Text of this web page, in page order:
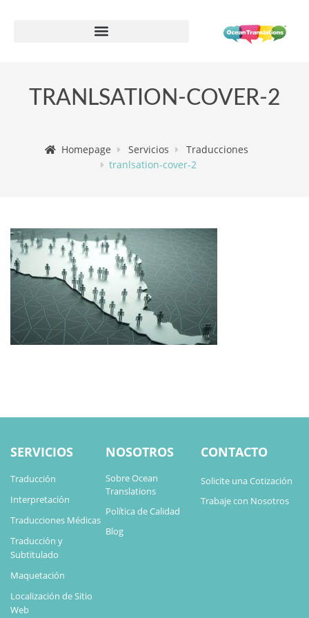
TRANLSATION-COVER-2
Homepage Servicios
Traducciones
tranlsation-cover-2
SERVICIOS
Traducción
Interpretación
Traducciones Médicas
Traducción y
Subtitulado
Maquetación
Localización de Sitio
Web
NOSOTROS
Sobre Ocean
Translations
Política de Calidad
Blog
CONTACTO
Solicite una Cotización
Trabaje con Nosotros